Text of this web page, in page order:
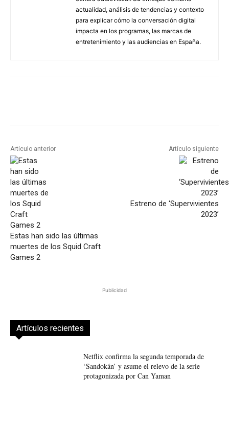
actualidad, análisis de tendencias y contexto
para explicar cómo la conversación digital
impacta en los programas, las marcas de
entretenimiento y las audiencias en España.
Artículo anterior
Estas han sido las últimas
muertes de los Squid Craft
Games 2
Artículo siguiente
Estreno de ‘Supervivientes
2023’
Publicidad
Artículos recientes
Netflix confirma la segunda temporada de
‘Sandokán’ y asume el relevo de la serie
protagonizada por Can Yaman